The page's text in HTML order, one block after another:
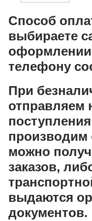
Способ
выбираете
оформлении
телефону
При
отправляем
производим
можно
заказов,
выдаются
документов.